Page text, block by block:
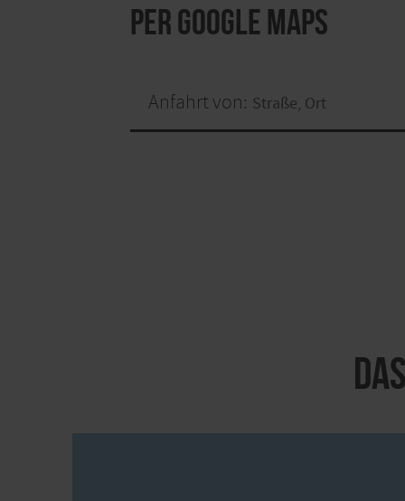
per Google Maps
Anfahrt von: